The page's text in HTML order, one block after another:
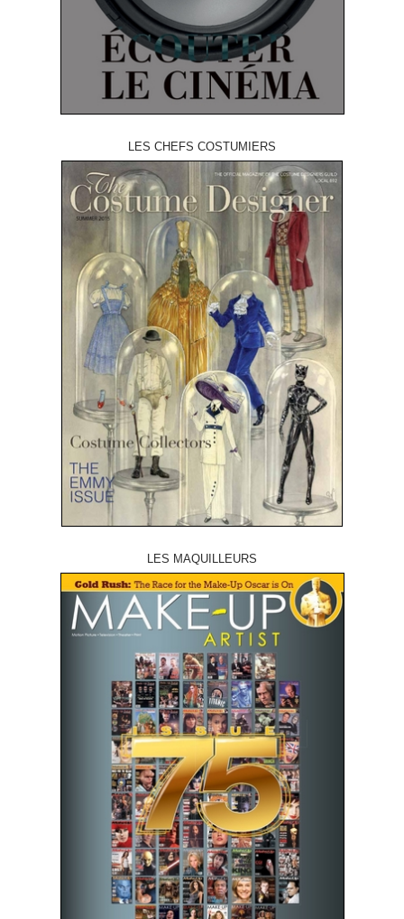
LES CHEFS COSTUMIERS
LES MAQUILLEURS